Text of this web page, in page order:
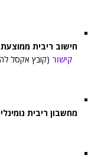
חישוב ריבית
קישור (קובץ אקסל
מחשבון ריבית